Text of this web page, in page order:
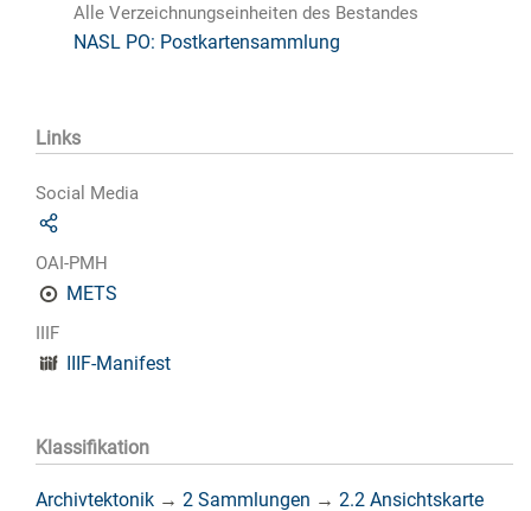
Alle Verzeichnungseinheiten des Bestandes
NASL PO: Postkartensammlung
Links
Social Media
OAI-PMH
METS
IIIF
IIIF-Manifest
Klassifikation
Archivtektonik → 2 Sammlungen → 2.2 Ansichtskarte